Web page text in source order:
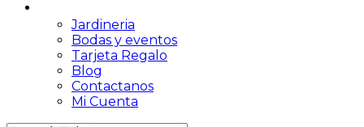
Jardineria
Bodas y eventos
Tarjeta Regalo
Blog
Contactanos
Mi Cuenta